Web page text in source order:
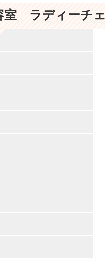
室 ラディーチ